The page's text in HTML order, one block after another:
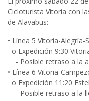
Cicloturista Vitoria con
de Alavabus:
• Línea 5 Vitoria-Alegría-
o Expedición 9:30
- Posible retraso a la
• Línea 6 Vitoria-
o Expedición 11:20
- Posible retraso a la